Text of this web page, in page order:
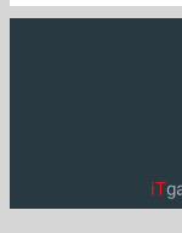
iT